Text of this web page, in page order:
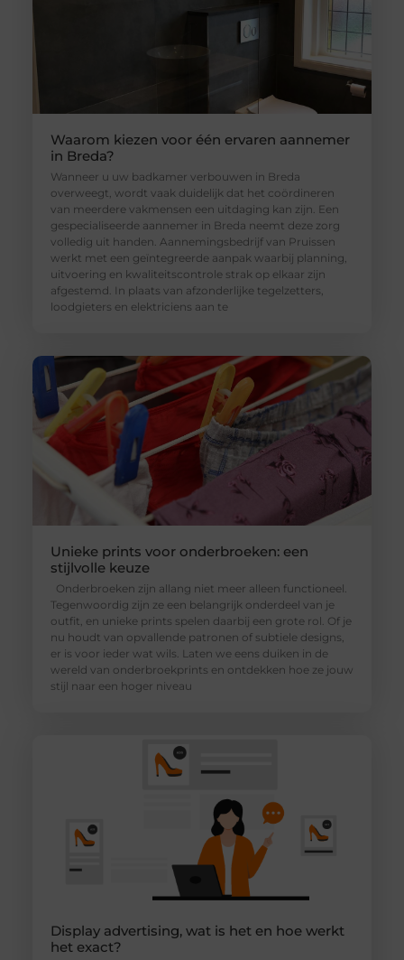
Waarom kiezen voor één ervaren aannemer
in Breda?
Wanneer u uw badkamer verbouwen in Breda
overweegt, wordt vaak duidelijk dat het coördineren
van meerdere vakmensen een uitdaging kan zijn. Een
gespecialiseerde aannemer in Breda neemt deze zorg
volledig uit handen. Aannemingsbedrijf van Pruissen
werkt met een geïntegreerde aanpak waarbij planning,
uitvoering en kwaliteitscontrole strak op elkaar zijn
afgestemd. In plaats van afzonderlijke tegelzetters,
loodgieters en elektriciens aan te
Unieke prints voor onderbroeken: een
stijlvolle keuze
Onderbroeken zijn allang niet meer alleen functioneel.
Tegenwoordig zijn ze een belangrijk onderdeel van je
outfit, en unieke prints spelen daarbij een grote rol. Of je
nu houdt van opvallende patronen of subtiele designs,
er is voor ieder wat wils. Laten we eens duiken in de
wereld van onderbroekprints en ontdekken hoe ze jouw
stijl naar een hoger niveau
Display advertising, wat is het en hoe werkt
het exact?